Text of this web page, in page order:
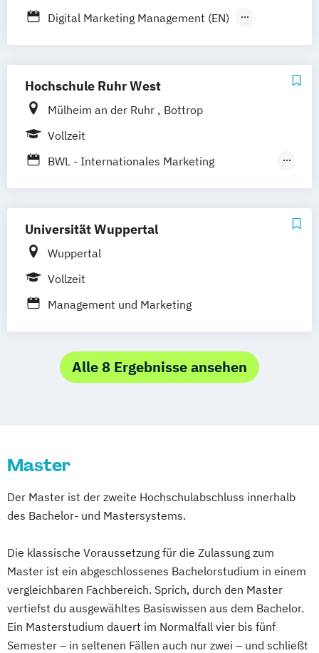
Medien- und Kommunikationsmanagement
Digital Marketing Management (EN)
Hochschule Ruhr West
Mülheim an der Ruhr
Bottrop
Vollzeit
BWL - Internationales Marketing
Universität Wuppertal
Wuppertal
Vollzeit
Management und Marketing
Alle 8 Ergebnisse ansehen
Master
Der Master ist der zweite Hochschulabschluss innerhalb
des Bachelor- und Mastersystems.
Die klassische Voraussetzung für die Zulassung zum
Master ist ein abgeschlossenes Bachelorstudium in einem
vergleichbaren Fachbereich. Sprich, durch den Master
vertiefst du ausgewähltes Basiswissen aus dem Bachelor.
Ein Masterstudium dauert im Normalfall vier bis fünf
Semester – in seltenen Fällen auch nur zwei – und schließt